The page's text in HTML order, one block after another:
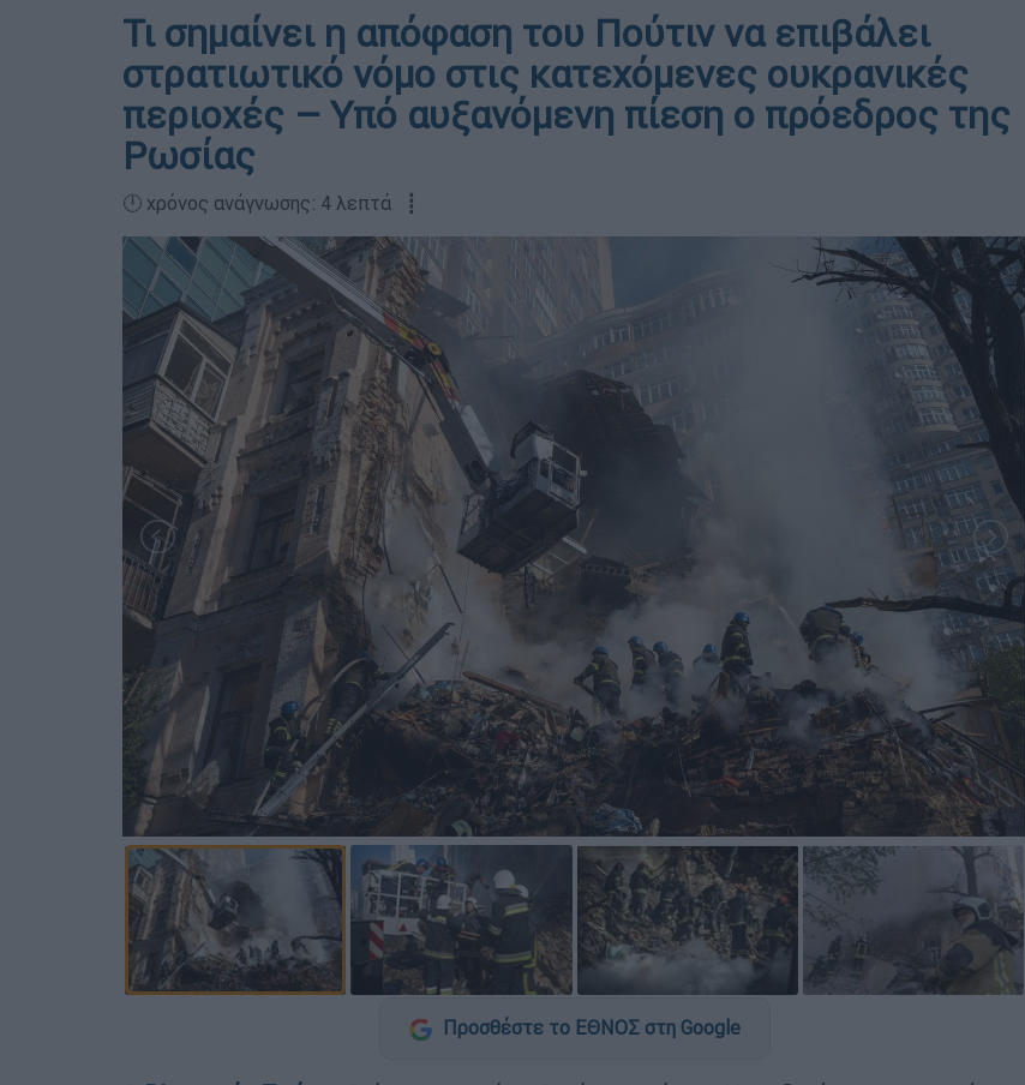
Τι σημαίνει η απόφαση του Πούτιν να επιβάλει
στρατιωτικό νόμο στις κατεχόμενες ουκρανικές
περιοχές – Υπό αυξανόμενη πίεση ο πρόεδρος της
Ρωσίας
🕛 χρόνος ανάγνωσης: 4 λεπτά ┋
Προσθέστε το ΕΘΝΟΣ στη Google